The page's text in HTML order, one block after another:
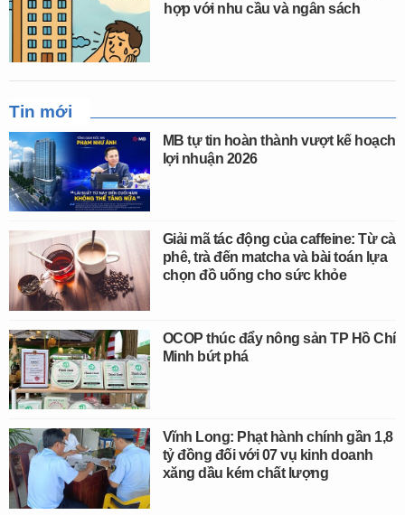
hợp với nhu cầu và ngân sách
Tin mới
MB tự tin hoàn thành vượt kế hoạch
lợi nhuận 2026
Giải mã tác động của caffeine: Từ cà
phê, trà đến matcha và bài toán lựa
chọn đồ uống cho sức khỏe
OCOP thúc đẩy nông sản TP Hồ Chí
Minh bứt phá
Vĩnh Long: Phạt hành chính gần 1,8
tỷ đồng đối với 07 vụ kinh doanh
xăng dầu kém chất lượng